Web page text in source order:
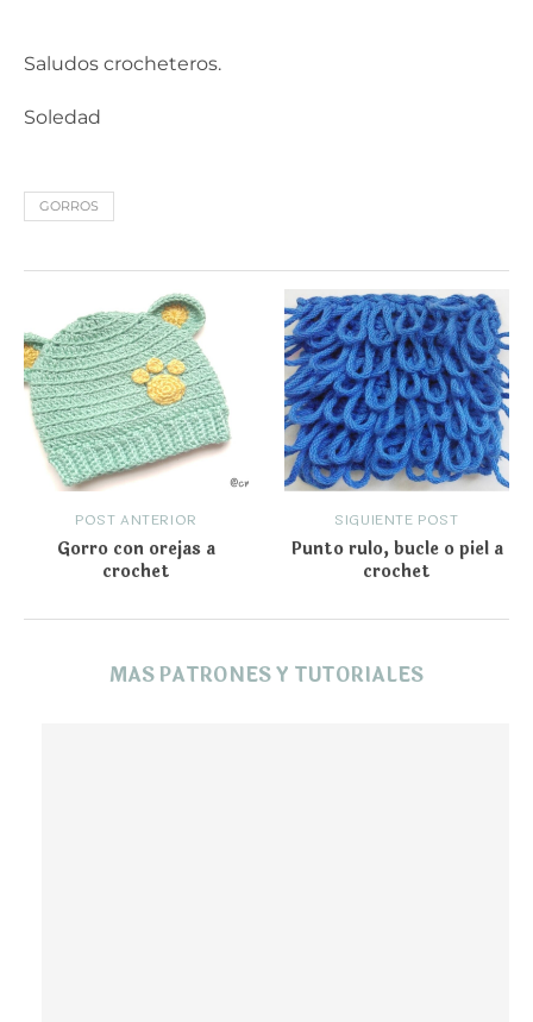
Saludos crocheteros.
Soledad
GORROS
POST ANTERIOR
Gorro con orejas a
crochet
SIGUIENTE POST
Punto rulo, bucle o piel a
crochet
MAS PATRONES Y TUTORIALES